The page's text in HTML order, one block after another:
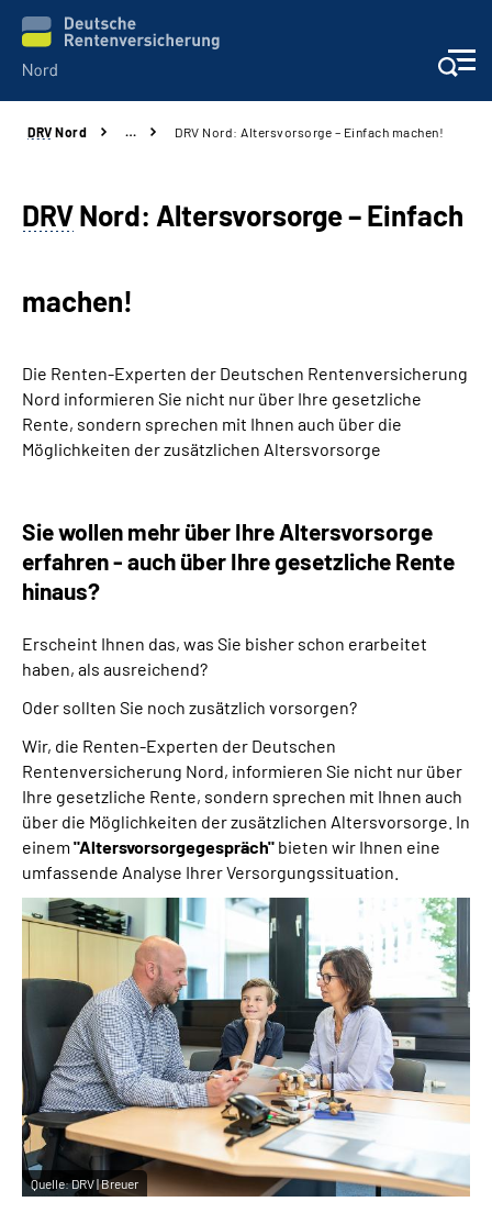
Aktuelles
Services
Karriere
Über uns
Inhalte in Gebärdensprache (DGS)
Mein Kundenportal
DRV Nord … DRV Nord: Altersvorsorge – Einfach machen!
DRVNord: Altersvorsorge – Einfach
machen!
Die Renten-Experten der Deutschen Rentenversicherung
Nord informieren Sie nicht nur über Ihre gesetzliche
Rente, sondern sprechen mit Ihnen auch über die
Möglichkeiten der zusätzlichen Altersvorsorge
Sie wollen mehr über Ihre Altersvorsorge
erfahren - auch über Ihre gesetzliche Rente
hinaus?
Erscheint Ihnen das, was Sie bisher schon erarbeitet
haben, als ausreichend?
Oder sollten Sie noch zusätzlich vorsorgen?
Wir, die Renten-Experten der Deutschen
Rentenversicherung Nord, informieren Sie nicht nur über
Ihre gesetzliche Rente, sondern sprechen mit Ihnen auch
über die Möglichkeiten der zusätzlichen Altersvorsorge. In
einem "Altersvorsorgegespräch" bieten wir Ihnen eine
umfassende Analyse Ihrer Versorgungssituation.
Quelle:DRV | Breuer